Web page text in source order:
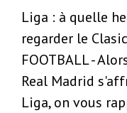
Liga : à quelle
regarder le
FOOTBALL -
Real Madrid
Liga, on vous